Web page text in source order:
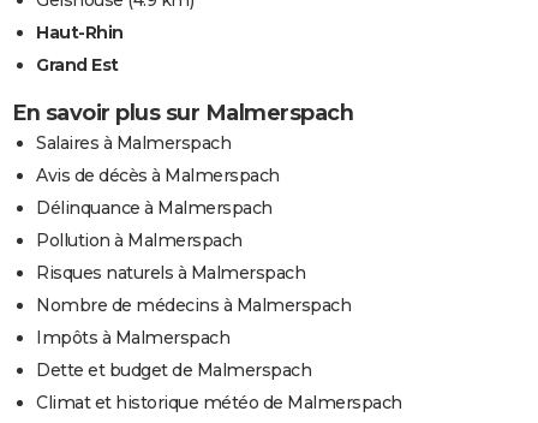
Haut-Rhin
Grand Est
En savoir plus sur Malmerspach
Salaires à Malmerspach
Avis de décès à Malmerspach
Délinquance à Malmerspach
Pollution à Malmerspach
Risques naturels à Malmerspach
Nombre de médecins à Malmerspach
Impôts à Malmerspach
Dette et budget de Malmerspach
Climat et historique météo de Malmerspach